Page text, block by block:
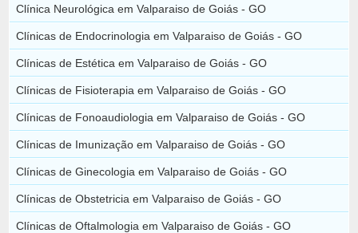
Clínica Neurológica em Valparaiso de Goiás - GO
Clínicas de Endocrinologia em Valparaiso de Goiás - GO
Clínicas de Estética em Valparaiso de Goiás - GO
Clínicas de Fisioterapia em Valparaiso de Goiás - GO
Clínicas de Fonoaudiologia em Valparaiso de Goiás - GO
Clínicas de Imunização em Valparaiso de Goiás - GO
Clínicas de Ginecologia em Valparaiso de Goiás - GO
Clínicas de Obstetricia em Valparaiso de Goiás - GO
Clínicas de Oftalmologia em Valparaiso de Goiás - GO